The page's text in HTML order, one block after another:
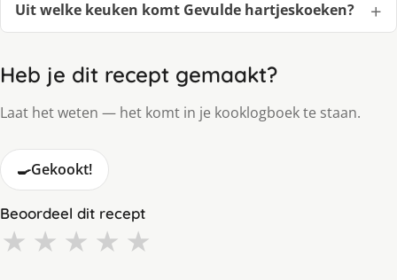
Uit welke keuken komt Gevulde hartjeskoeken?
Heb je dit recept gemaakt?
Laat het weten — het komt in je kooklogboek te staan.
🍳Gekookt!
Beoordeel dit recept
★ ★ ★ ★ ★